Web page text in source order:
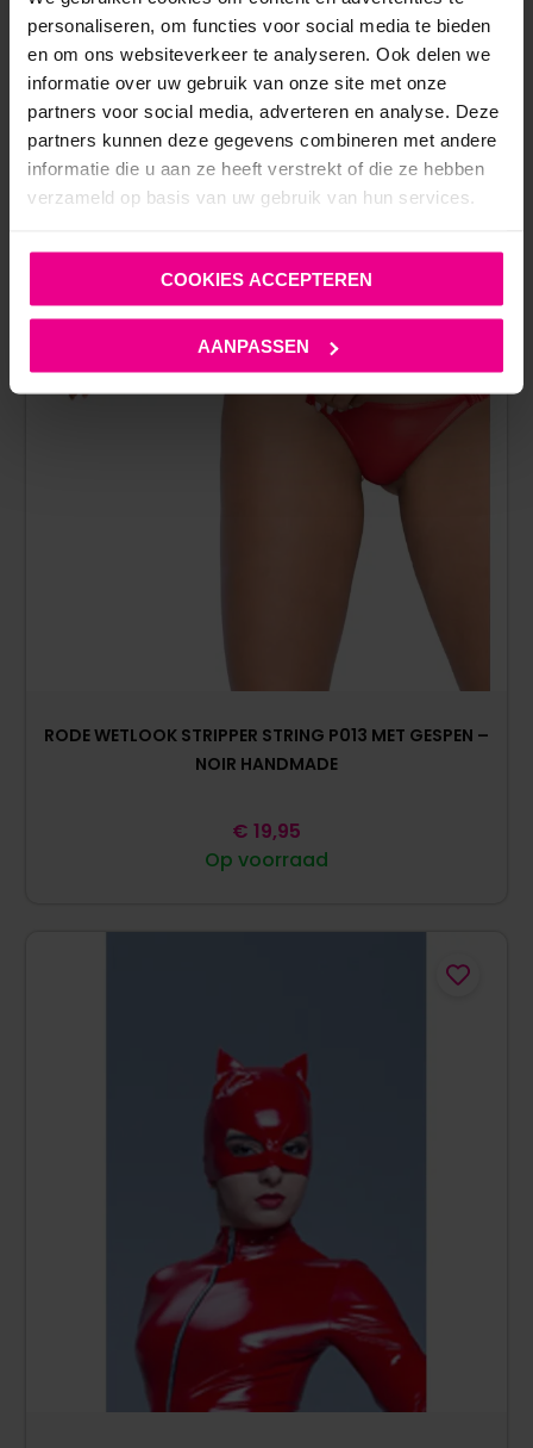
personaliseren, om functies voor social media te bieden
en om ons websiteverkeer te analyseren. Ook delen we
informatie over uw gebruik van onze site met onze
partners voor social media, adverteren en analyse. Deze
partners kunnen deze gegevens combineren met andere
informatie die u aan ze heeft verstrekt of die ze hebben
verzameld op basis van uw gebruik van hun services.
COOKIES ACCEPTEREN
AANPASSEN
ANDERE MENSEN BEKEKEN OOK:
RODE WETLOOK STRIPPER STRING P013 MET GESPEN –
NOIR HANDMADE
Op voorraad
€ 19,95